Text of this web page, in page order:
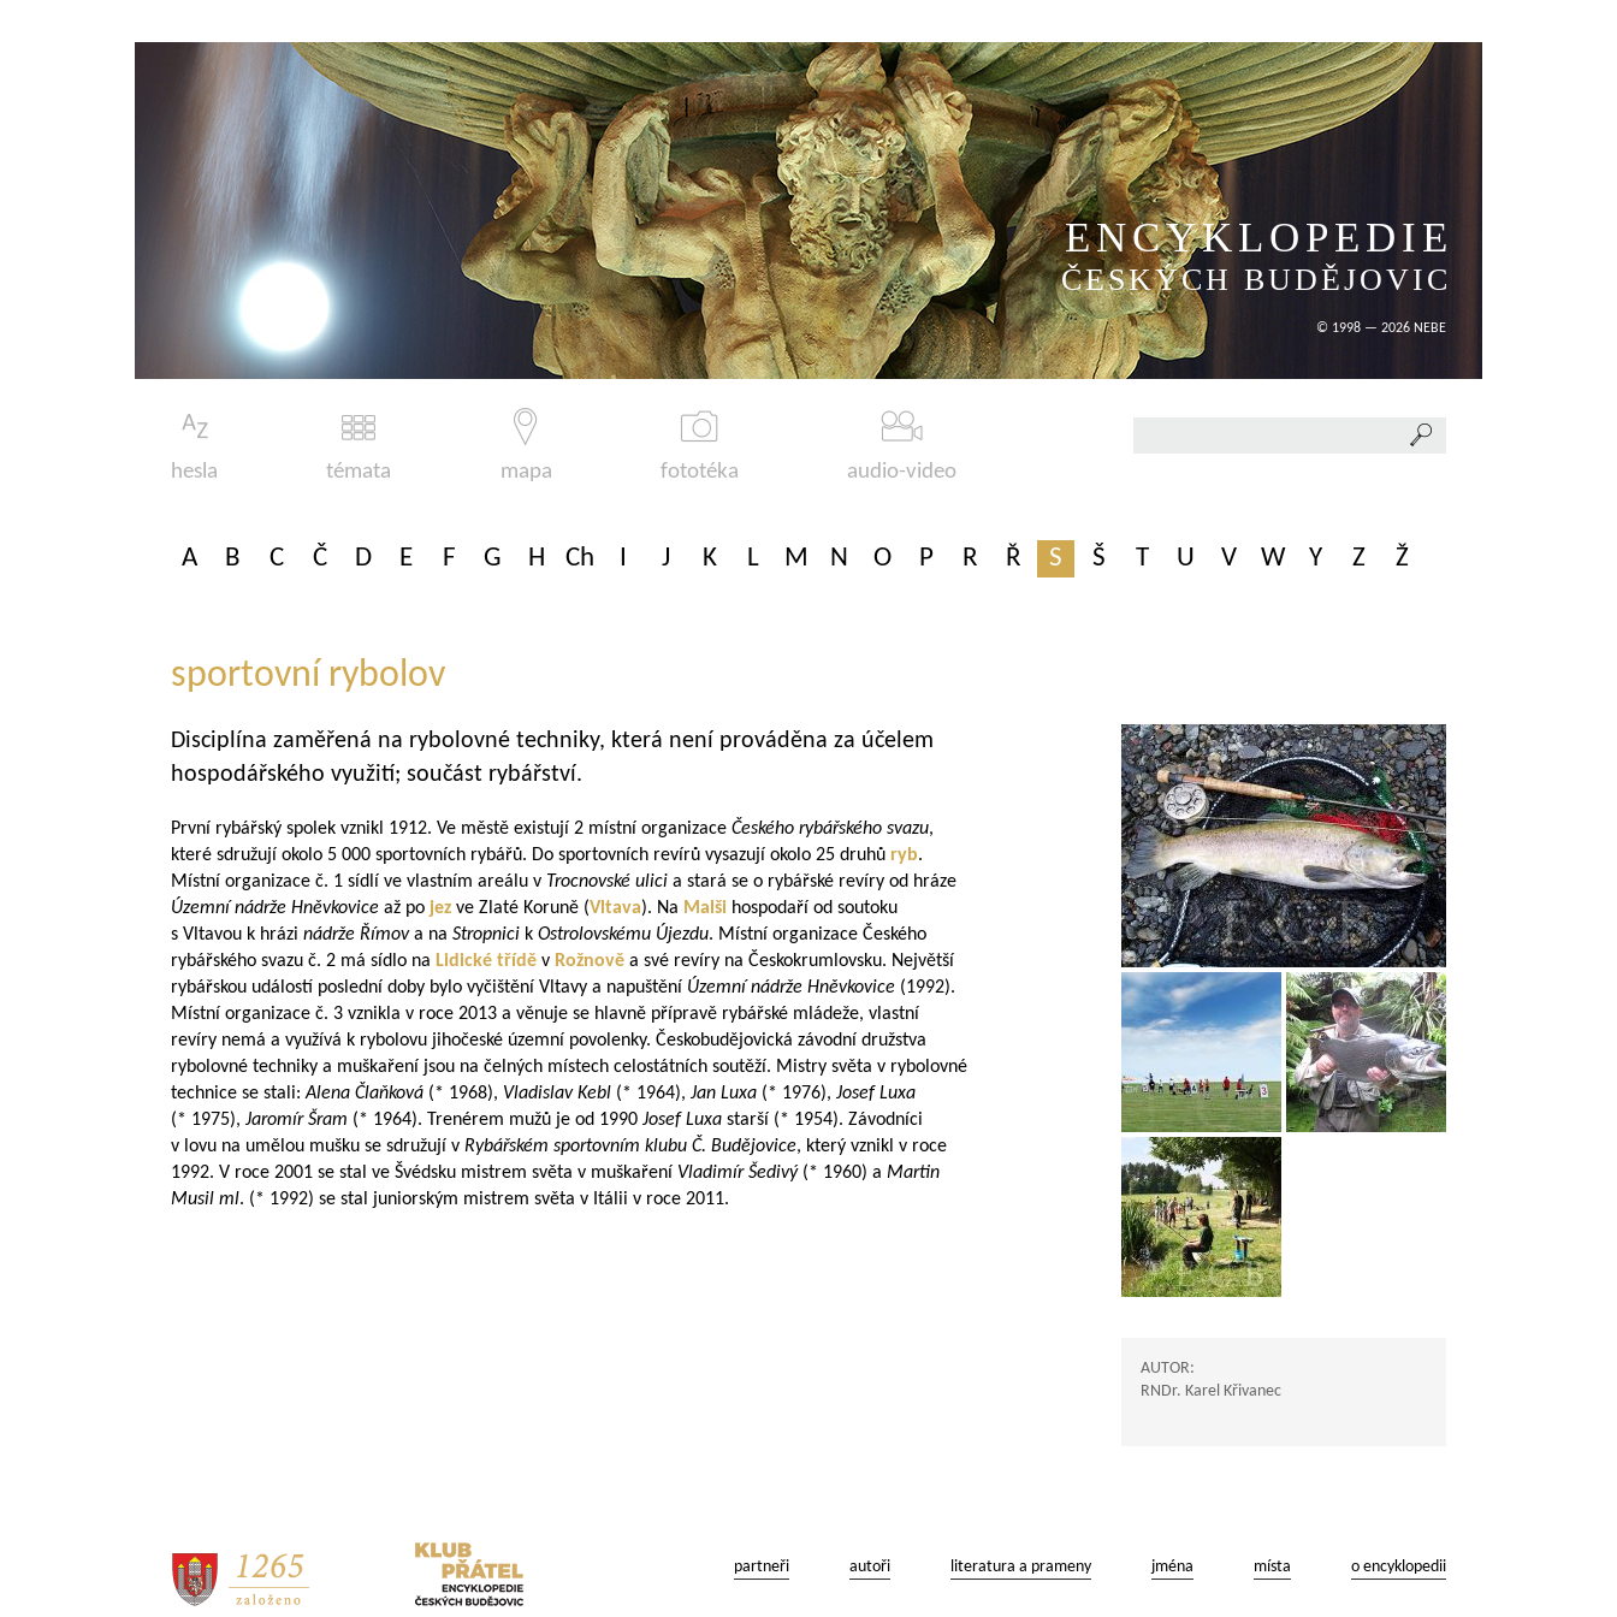
ENCYKLOPEDIE
ČESKÝCH BUDĚJOVIC
© 1998 — 2026 NEBE
hesla témata mapa fototéka audio-video
A B C Č D E F G H Ch I J K L M N O P R Ř S Š T U V W Y Z Ž
sportovní rybolov
Disciplína zaměřená na rybolovné techniky, která není prováděna za účelem
hospodářského využití; součást rybářství.
První rybářský spolek vznikl 1912. Ve městě existují 2 místní organizace Českého rybářského svazu,
které sdružují okolo 5 000 sportovních rybářů. Do sportovních revírů vysazují okolo 25 druhů ryb.
Místní organizace č. 1 sídlí ve vlastním areálu v Trocnovské ulici a stará se o rybářské revíry od hráze
Územní nádrže Hněvkovice až po jez ve Zlaté Koruně (Vltava). Na Malši hospodaří od soutoku
s Vltavou k hrázi nádrže Římova na Stropnici k Ostrolovskému Újezdu. Místní organizace Českého
rybářského svazu č. 2 má sídlo na Lidické třídě v Rožnově a své revíry na Českokrumlovsku. Největší
rybářskou událostí poslední doby bylo vyčištění Vltavy a napuštění Územní nádrže Hněvkovice (1992).
Místní organizace č. 3 vznikla v roce 2013 a věnuje se hlavně přípravě rybářské mládeže, vlastní
revíry nemá a využívá k rybolovu jihočeské územní povolenky. Českobudějovická závodní družstva
rybolovné techniky a muškaření jsou na čelných místech celostátních soutěží. Mistry světa v rybolovné
technice se stali:Alena Člaňková (* 1968), Vladislav Kebl (* 1964), Jan Luxa (* 1976), Josef Luxa
(* 1975), Jaromír Šram (* 1964). Trenérem mužů je od 1990 Josef Luxa starší (* 1954). Závodníci
v lovu na umělou mušku se sdružují v Rybářském sportovním klubu Č. Budějovice, který vznikl v roce
1992. V roce 2001 se stal ve Švédsku mistrem světa v muškaření Vladimír Šedivý(* 1960) a Martin
Musil ml. (* 1992) se stal juniorským mistrem světa v Itálii v roce 2011.
AUTOR:
RNDr. Karel Křivanec
partneři autoři literatura a prameny jména místa o encyklopedii